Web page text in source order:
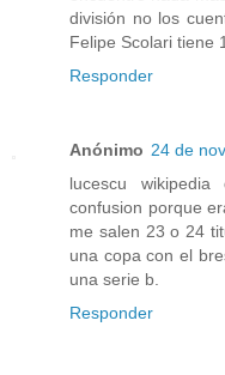
división no los
Felipe Scolari tiene
Responder
Anónimo 24 de
lucescu
confusion porque
me salen 23 o 24
una copa con el
una serie b.
Responder